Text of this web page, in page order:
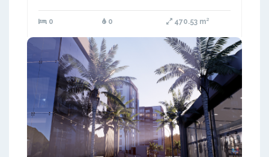
0 0 470.53 m²